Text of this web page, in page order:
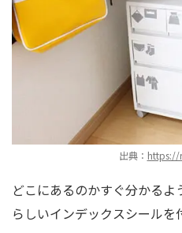
出典：
どこにあるのかすぐ分かる
らしいインデックスシールを